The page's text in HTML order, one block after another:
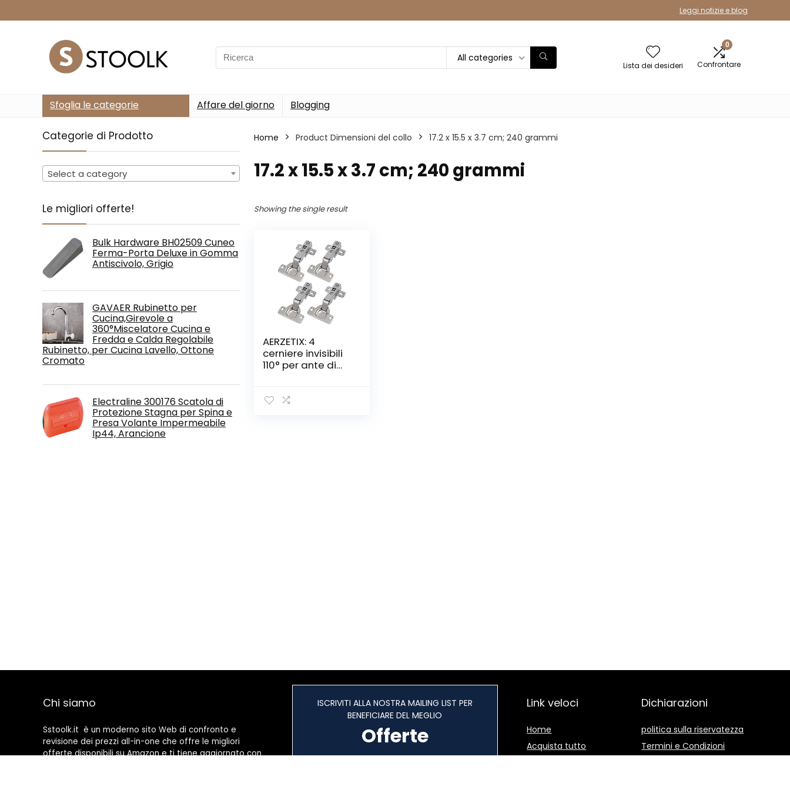
Leggi notizie e blog
Search
for:
All categories
Lista dei desideri
0
Confrontare
Sfoglia le categorie Affare del giorno Blogging
Categorie di Prodotto
Select a category
Le migliori offerte!
Bulk Hardware BH02509 Cuneo
Ferma-Porta Deluxe in Gomma
Antiscivolo, Grigio
GAVAER Rubinetto per
Cucina,Girevole a
360°Miscelatore Cucina e
Fredda e Calda Regolabile
Rubinetto, per Cucina Lavello, Ottone
Cromato
Electraline 300176 Scatola di
Protezione Stagna per Spina e
Presa Volante Impermeabile
Ip44, Arancione
Home Product Dimensioni del collo ‎17.2 x 15.5 x 3.7 cm; 240 grammi
‎17.2 x 15.5 x 3.7 cm; 240 grammi
Showing the single result
AERZETIX: 4
cerniere invisibili
110° per ante di
superficiale
Chi siamo
Sstoolk.it è un moderno sito Web di confronto e
revisione dei prezzi all-in-one che offre le migliori
offerte disponibili su Amazon e ti tiene aggiornato con
ISCRIVITI ALLA NOSTRA MAILING LIST PER
BENEFICIARE DEL MEGLIO
Offerte
Link veloci
Home
Acquista tutto
Dichiarazioni
politica sulla riservatezza
Termini e Condizioni